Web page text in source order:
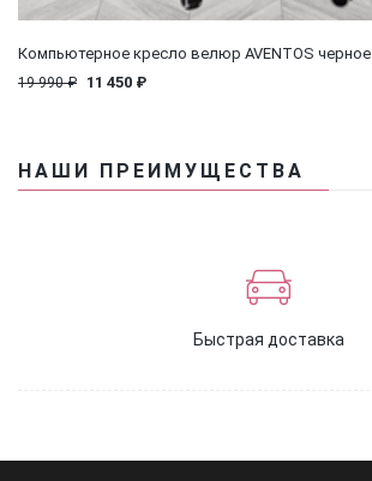
Ваша электронная почта
Компьютерное кресло велюр AVENTOS черное
19 990 ₽ 11 450 ₽
НАШИ ПРЕИМУЩЕСТВА
Быстрая доставка